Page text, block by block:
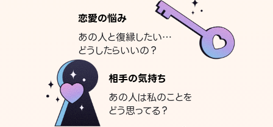
恋愛の悩み
あの人と復縁したい…
どうしたらいいの？
相手の気持ち
あの人は私のことを
どう思ってる？